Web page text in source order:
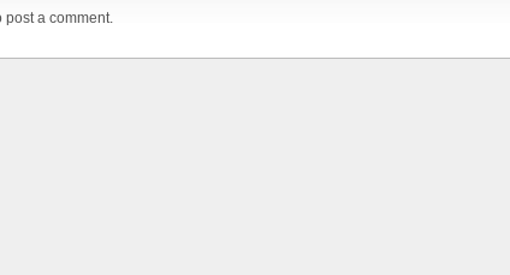
post a comment.